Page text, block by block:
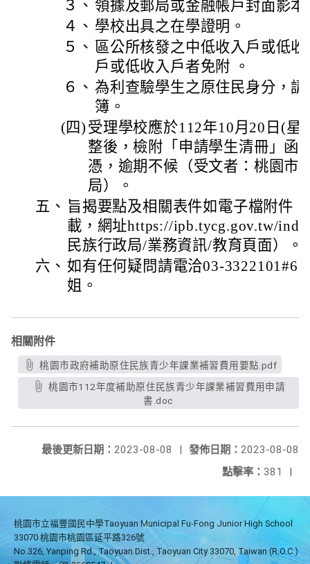
３、 領據及郵局或金融帳戶封面影本
４、 學校出具之在學證明。
５、 區公所核發之中低收入戶或低
戶或低收入戶者免附 。
６、 為利查驗學生之原住民身分，
簿。
(四) 受理學校應於112年10月20日(星
整後，檢附「申請學生清冊」函
憑，逾期不候（受文者：桃園市
局）。
五、 旨揭要點及相關表件如電子檔附件
載，網址https://ipb.tycg.gov.tw/
民族行政局/業務資訊/教育頁面）。
六、 如有任何疑問請電洽03-
姐。
相關附件
桃園市政府補助原住民族青少年課業補習費用要點.pdf
桃園市112年度補助原住民族青少年課業補習費用申請
書.doc
發佈日期： 2023-08-08
最後更新日期： 2023-08-08
|
點擊率： 381 |
桃園市立福豐國民中學Taoyuan Municipal Fu-Fong Junior High School
33070 桃園市桃園區延平路326號
No.326, Yanping Rd., Taoyuan Dist., Taoyuan City 33070, Taiwan (R.O.C.)